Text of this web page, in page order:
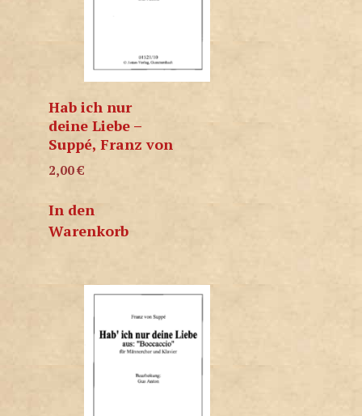
Hab ich nur
deine Liebe –
Suppé, Franz von
2,00€
In den
Warenkorb